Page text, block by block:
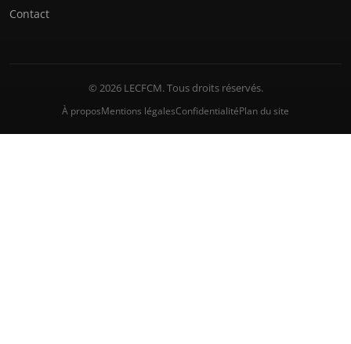
Contact
© 2026 LECFCM. Tous droits réservés.
À proposMentions légalesConfidentialitéPlan du site